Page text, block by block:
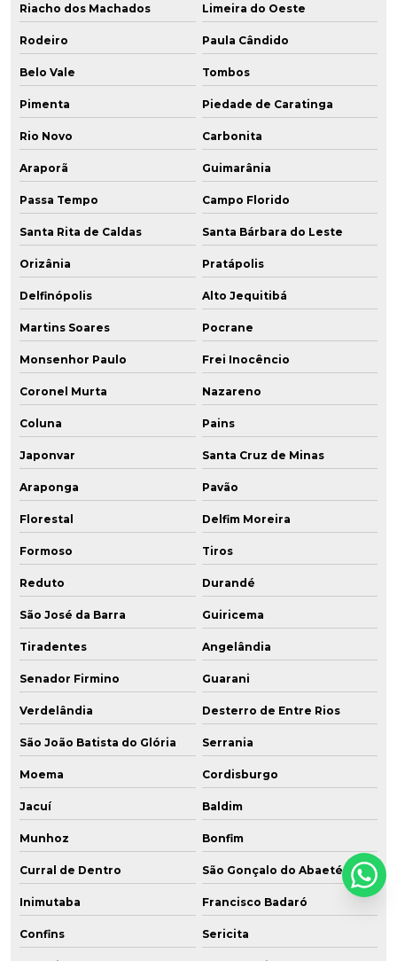
Riacho dos Machados Limeira do Oeste
Rodeiro Paula Cândido
Belo Vale Tombos
Pimenta Piedade de Caratinga
Rio Novo Carbonita
Araporã Guimarânia
Passa Tempo Campo Florido
Santa Rita de Caldas Santa Bárbara do Leste
Orizânia Pratápolis
Delfinópolis Alto Jequitibá
Martins Soares Pocrane
Monsenhor Paulo Frei Inocêncio
Coronel Murta Nazareno
Coluna Pains
Japonvar Santa Cruz de Minas
Araponga Pavão
Florestal Delfim Moreira
Formoso Tiros
Reduto Durandé
São José da Barra Guiricema
Tiradentes Angelândia
Senador Firmino Guarani
Verdelândia Desterro de Entre Rios
São João Batista do Glória Serrania
Moema Cordisburgo
Jacuí Baldim
Munhoz Bonfim
Curral de Dentro São Gonçalo do Abaeté
Inimutaba Francisco Badaró
Confins Sericita